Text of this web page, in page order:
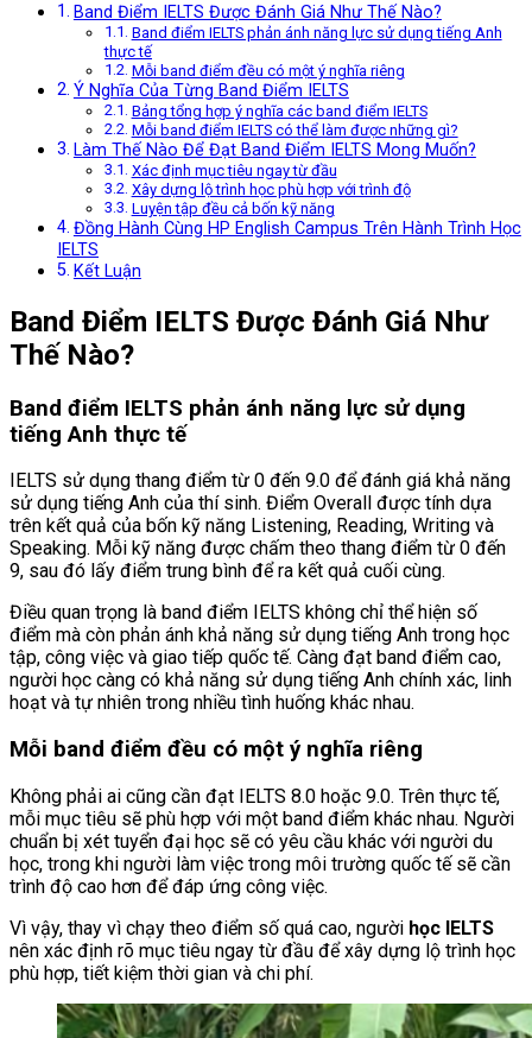
Band Điểm IELTS Được Đánh Giá Như Thế Nào?
Band điểm IELTS phản ánh năng lực sử dụng tiếng Anh
thực tế
Mỗi band điểm đều có một ý nghĩa riêng
Ý Nghĩa Của Từng Band Điểm IELTS
Bảng tổng hợp ý nghĩa các band điểm IELTS
Mỗi band điểm IELTS có thể làm được những gì?
Làm Thế Nào Để Đạt Band Điểm IELTS Mong Muốn?
Xác định mục tiêu ngay từ đầu
Xây dựng lộ trình học phù hợp với trình độ
Luyện tập đều cả bốn kỹ năng
Đồng Hành Cùng HP English Campus Trên Hành Trình Học
IELTS
Kết Luận
Band Điểm IELTS Được Đánh Giá Như
Thế Nào?
Band điểm IELTS phản ánh năng lực sử dụng
tiếng Anh thực tế
IELTS sử dụng thang điểm từ 0 đến 9.0 để đánh giá khả năng
sử dụng tiếng Anh của thí sinh. Điểm Overall được tính dựa
trên kết quả của bốn kỹ năng Listening, Reading, Writing và
Speaking. Mỗi kỹ năng được chấm theo thang điểm từ 0 đến
9, sau đó lấy điểm trung bình để ra kết quả cuối cùng.
Điều quan trọng là band điểm IELTS không chỉ thể hiện số
điểm mà còn phản ánh khả năng sử dụng tiếng Anh trong học
tập, công việc và giao tiếp quốc tế. Càng đạt band điểm cao,
người học càng có khả năng sử dụng tiếng Anh chính xác, linh
hoạt và tự nhiên trong nhiều tình huống khác nhau.
Mỗi band điểm đều có một ý nghĩa riêng
Không phải ai cũng cần đạt IELTS 8.0 hoặc 9.0. Trên thực tế,
mỗi mục tiêu sẽ phù hợp với một band điểm khác nhau. Người
chuẩn bị xét tuyển đại học sẽ có yêu cầu khác với người du
học, trong khi người làm việc trong môi trường quốc tế sẽ cần
trình độ cao hơn để đáp ứng công việc.
Vì vậy, thay vì chạy theo điểm số quá cao, người học IELTS
nên xác định rõ mục tiêu ngay từ đầu để xây dựng lộ trình học
phù hợp, tiết kiệm thời gian và chi phí.